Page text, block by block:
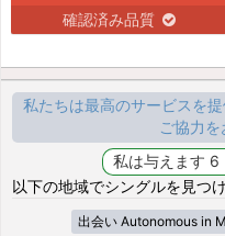
確認済み品質
私たちは最高のサービスを
ご協力
以下の地域でシングルを見つ
出会い Autonomous in